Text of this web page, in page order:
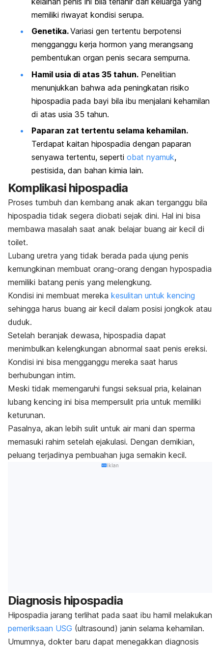
memiliki riwayat kondisi serupa.
Genetika.Variasi gen tertentu berpotensi
mengganggu kerja hormon yang merangsang
pembentukan organ penis secara sempurna.
Hamil usia di atas 35 tahun. Penelitian
menunjukkan bahwa ada peningkatan risiko
hipospadia pada bayi bila ibu menjalani kehamilan
di atas usia 35 tahun.
Paparan zat tertentu selama kehamilan.
Terdapat kaitan hipospadia dengan paparan
senyawa tertentu, seperti obat nyamuk,
pestisida, dan bahan kimia lain.
Komplikasi hipospadia
Proses tumbuh dan kembang anak akan terganggu bila
hipospadia tidak segera diobati sejak dini. Hal ini bisa
membawa masalah saat anak belajar buang air kecil di
toilet.
Lubang uretra yang tidak berada pada ujung penis
kemungkinan membuat orang-orang dengan hypospadia
memiliki batang penis yang melengkung.
Kondisi ini membuat mereka kesulitan untuk kencing
sehingga harus buang air kecil dalam posisi jongkok atau
duduk.
Setelah beranjak dewasa, hipospadia dapat
menimbulkan kelengkungan abnormal saat penis ereksi.
Kondisi ini bisa mengganggu mereka saat harus
berhubungan intim.
Meski tidak memengaruhi fungsi seksual pria, kelainan
lubang kencing ini bisa mempersulit pria untuk memiliki
keturunan.
Pasalnya, akan lebih sulit untuk air mani dan sperma
memasuki rahim setelah ejakulasi. Dengan demikian,
peluang terjadinya pembuahan juga semakin kecil.
Iklan
Diagnosis hipospadia
Hipospadia jarang terlihat pada saat ibu hamil melakukan
pemeriksaan USG (ultrasound) janin selama kehamilan.
Umumnya, dokter baru dapat menegakkan diagnosis